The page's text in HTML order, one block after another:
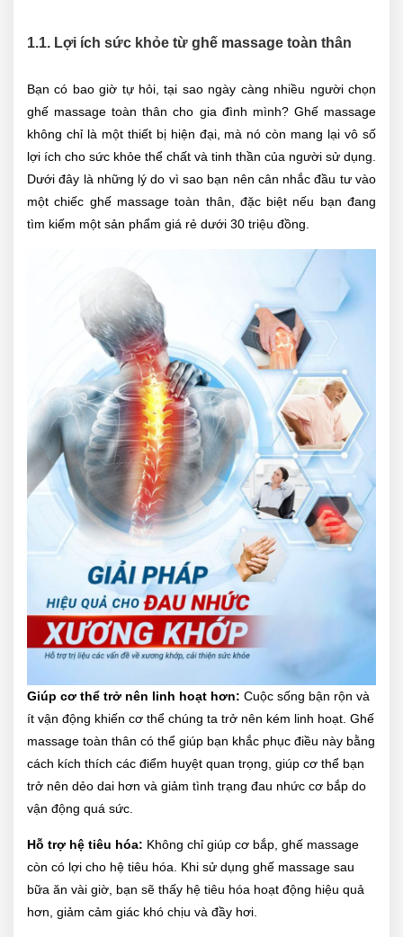
1.1. Lợi ích sức khỏe từ ghế massage toàn thân
Bạn có bao giờ tự hỏi, tại sao ngày càng nhiều người chọn
ghế massage toàn thân cho gia đình mình? Ghế massage
không chỉ là một thiết bị hiện đại, mà nó còn mang lại vô số
lợi ích cho sức khỏe thể chất và tinh thần của người sử dụng.
Dưới đây là những lý do vì sao bạn nên cân nhắc đầu tư vào
một chiếc ghế massage toàn thân, đặc biệt nếu bạn đang
tìm kiếm một sản phẩm giá rẻ dưới 30 triệu đồng.
Giúp cơ thể trở nên linh hoạt hơn: Cuộc sống bận rộn và
ít vận động khiến cơ thể chúng ta trở nên kém linh hoạt. Ghế
massage toàn thân có thể giúp bạn khắc phục điều này bằng
cách kích thích các điểm huyệt quan trọng, giúp cơ thể bạn
trở nên dẻo dai hơn và giảm tình trạng đau nhức cơ bắp do
vận động quá sức.
Hỗ trợ hệ tiêu hóa: Không chỉ giúp cơ bắp, ghế massage
còn có lợi cho hệ tiêu hóa. Khi sử dụng ghế massage sau
bữa ăn vài giờ, bạn sẽ thấy hệ tiêu hóa hoạt động hiệu quả
hơn, giảm cảm giác khó chịu và đầy hơi.